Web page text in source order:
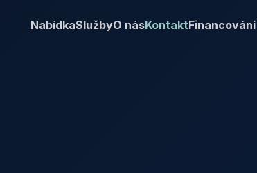
NabídkaSlužbyO násKontaktFinancování